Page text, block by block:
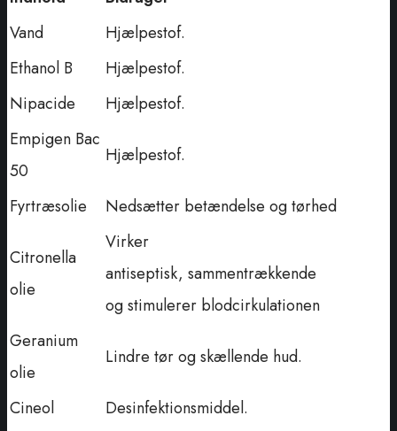
Vand
Hjælpestof.
Ethanol B
Hjælpestof.
Nipacide
Hjælpestof.
Empigen Bac
50
Hjælpestof.
Fyrtræsolie Nedsætter betændelse og tørhed
Citronella
olie
Virker
antiseptisk, sammentrækkende
og stimulerer blodcirkulationen
Geranium
olie
Lindre tør og skællende hud.
Cineol
Desinfektionsmiddel.